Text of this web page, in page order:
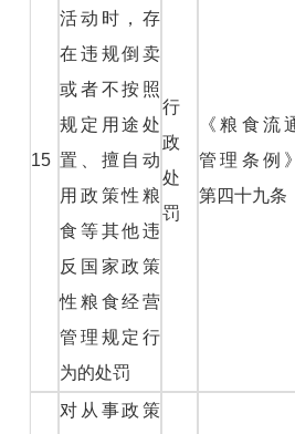
15
活动时，存
在违规倒卖
或者不按照
规定用途处
置、擅自动
用政策性粮
食等其他违
反国家政策
性粮食经营
管理规定行
为的处罚
行
政
处
罚
《粮食流
管理条例》
第四十九条
对从事政策